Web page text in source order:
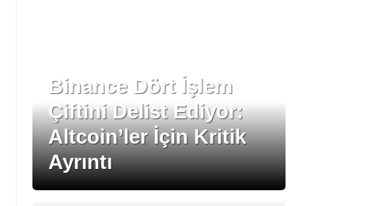
Binance Dört İşlem
Çiftini Delist Ediyor:
Altcoin’ler İçin Kritik
Ayrıntı